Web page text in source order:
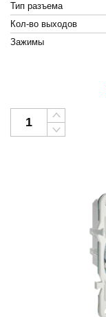
Тип разъема
Кол-во выходов
Зажимы